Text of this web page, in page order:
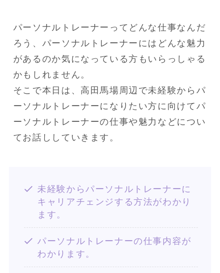
パーソナルトレーナーってどんな仕事なんだ
ろう、パーソナルトレーナーにはどんな魅力
があるのか気になっている方もいらっしゃる
かもしれません。
そこで本日は、高田馬場周辺で未経験からパ
ーソナルトレーナーになりたい方に向けてパ
ーソナルトレーナーの仕事や魅力などについ
てお話ししていきます。
未経験からパーソナルトレーナーに
キャリアチェンジする方法がわかり
ます。
パーソナルトレーナーの仕事内容が
わかります。